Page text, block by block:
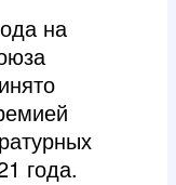
на
года.